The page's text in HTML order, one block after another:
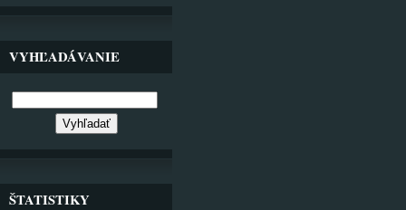
VYHĽADÁVANIE
ŠTATISTIKY